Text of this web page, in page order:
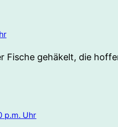
Fische gehäkelt, die
p.m. Uhr